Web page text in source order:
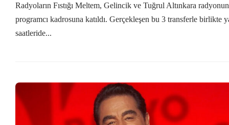
Radyoların Fıstığı Meltem, Gelincik ve Tuğrul Altınkara radyonun
programcı kadrosuna katıldı. Gerçekleşen bu 3 transferle birlikte
saatleride...